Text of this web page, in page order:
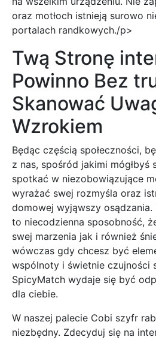
oraz motłoch istnieją surowo
portalach randkowych./p>
Twą Stronę
Powinno Bez
Skanować
Wzrokiem
Będąc częścią społeczności,
z nas, spośród jakimi mógłbyś
spotkać w niezobowiązujące
wyrażać swej rozmyśla oraz
domowej wyjąwszy osądzania.
to niecodzienna sposobność,
swej marzenia jak i również
wówczas gdy chcesz być
wspólnoty i świetnie czujności
SpicyMatch wydaje się być
dla ciebie.
W naszej palecie Cobi szyfr
niezbędny. Zdecyduj się na